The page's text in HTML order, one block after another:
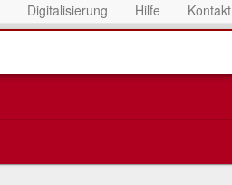
Digitalisierung Hilfe Kontakt